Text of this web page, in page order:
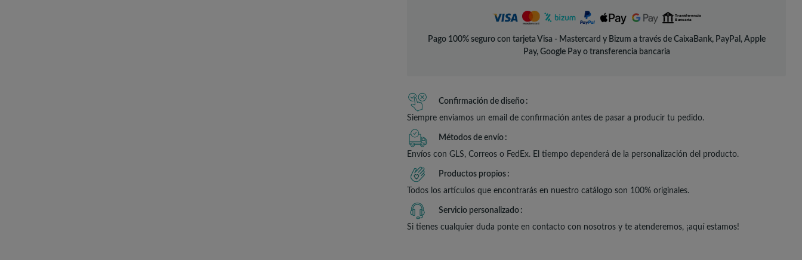
Pago 100% seguro con tarjeta Visa - Mastercard y Bizum a través de CaixaBank, PayPal, Apple
Pay, Google Pay o transferencia bancaria
Confirmación de diseño
Siempre enviamos un email de confirmación antes de pasar a producir tu pedido.
Métodos de envío
Envíos con GLS, Correos o FedEx. El tiempo dependerá de la personalización del producto.
Productos propios
Todos los artículos que encontrarás en nuestro catálogo son 100% originales.
Servicio personalizado
Si tienes cualquier duda ponte en contacto con nosotros y te atenderemos, ¡aquí estamos!